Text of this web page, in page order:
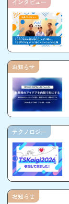
インタビュー
お知らせ
テクノロジー
お知らせ